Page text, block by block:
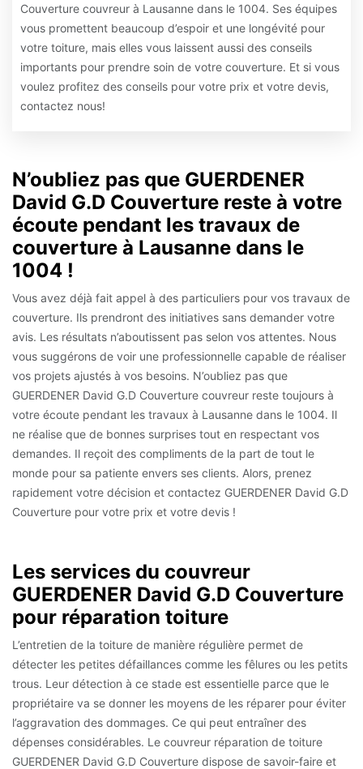
Couverture couvreur à Lausanne dans le 1004. Ses équipes
vous promettent beaucoup d’espoir et une longévité pour
votre toiture, mais elles vous laissent aussi des conseils
importants pour prendre soin de votre couverture. Et si vous
voulez profitez des conseils pour votre prix et votre devis,
contactez nous!
N’oubliez pas que GUERDENER
David G.D Couverture reste à votre
écoute pendant les travaux de
couverture à Lausanne dans le
1004 !
Vous avez déjà fait appel à des particuliers pour vos travaux de
couverture. Ils prendront des initiatives sans demander votre
avis. Les résultats n’aboutissent pas selon vos attentes. Nous
vous suggérons de voir une professionnelle capable de réaliser
vos projets ajustés à vos besoins. N’oubliez pas que
GUERDENER David G.D Couverture couvreur reste toujours à
votre écoute pendant les travaux à Lausanne dans le 1004. Il
ne réalise que de bonnes surprises tout en respectant vos
demandes. Il reçoit des compliments de la part de tout le
monde pour sa patiente envers ses clients. Alors, prenez
rapidement votre décision et contactez GUERDENER David G.D
Couverture pour votre prix et votre devis !
Les services du couvreur
GUERDENER David G.D Couverture
pour réparation toiture
L’entretien de la toiture de manière régulière permet de
détecter les petites défaillances comme les fêlures ou les petits
trous. Leur détection à ce stade est essentielle parce que le
propriétaire va se donner les moyens de les réparer pour éviter
l’aggravation des dommages. Ce qui peut entraîner des
dépenses considérables. Le couvreur réparation de toiture
GUERDENER David G.D Couverture dispose de savoir-faire et